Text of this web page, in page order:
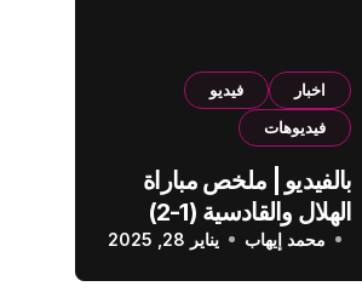
اخبار
فيديو
فيديوهات
بالفيديو | ملخص مباراة
الهلال والقادسية (1-2)
الدوري السعودي
محمد إيهاب يناير 28, 2025